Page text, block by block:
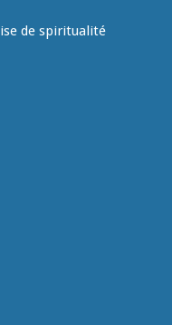
de spiritualité